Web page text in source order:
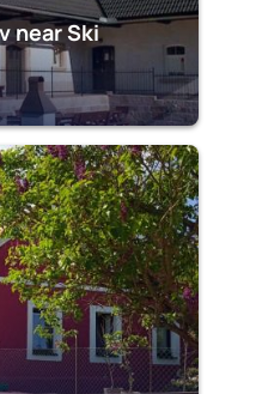
near Ski